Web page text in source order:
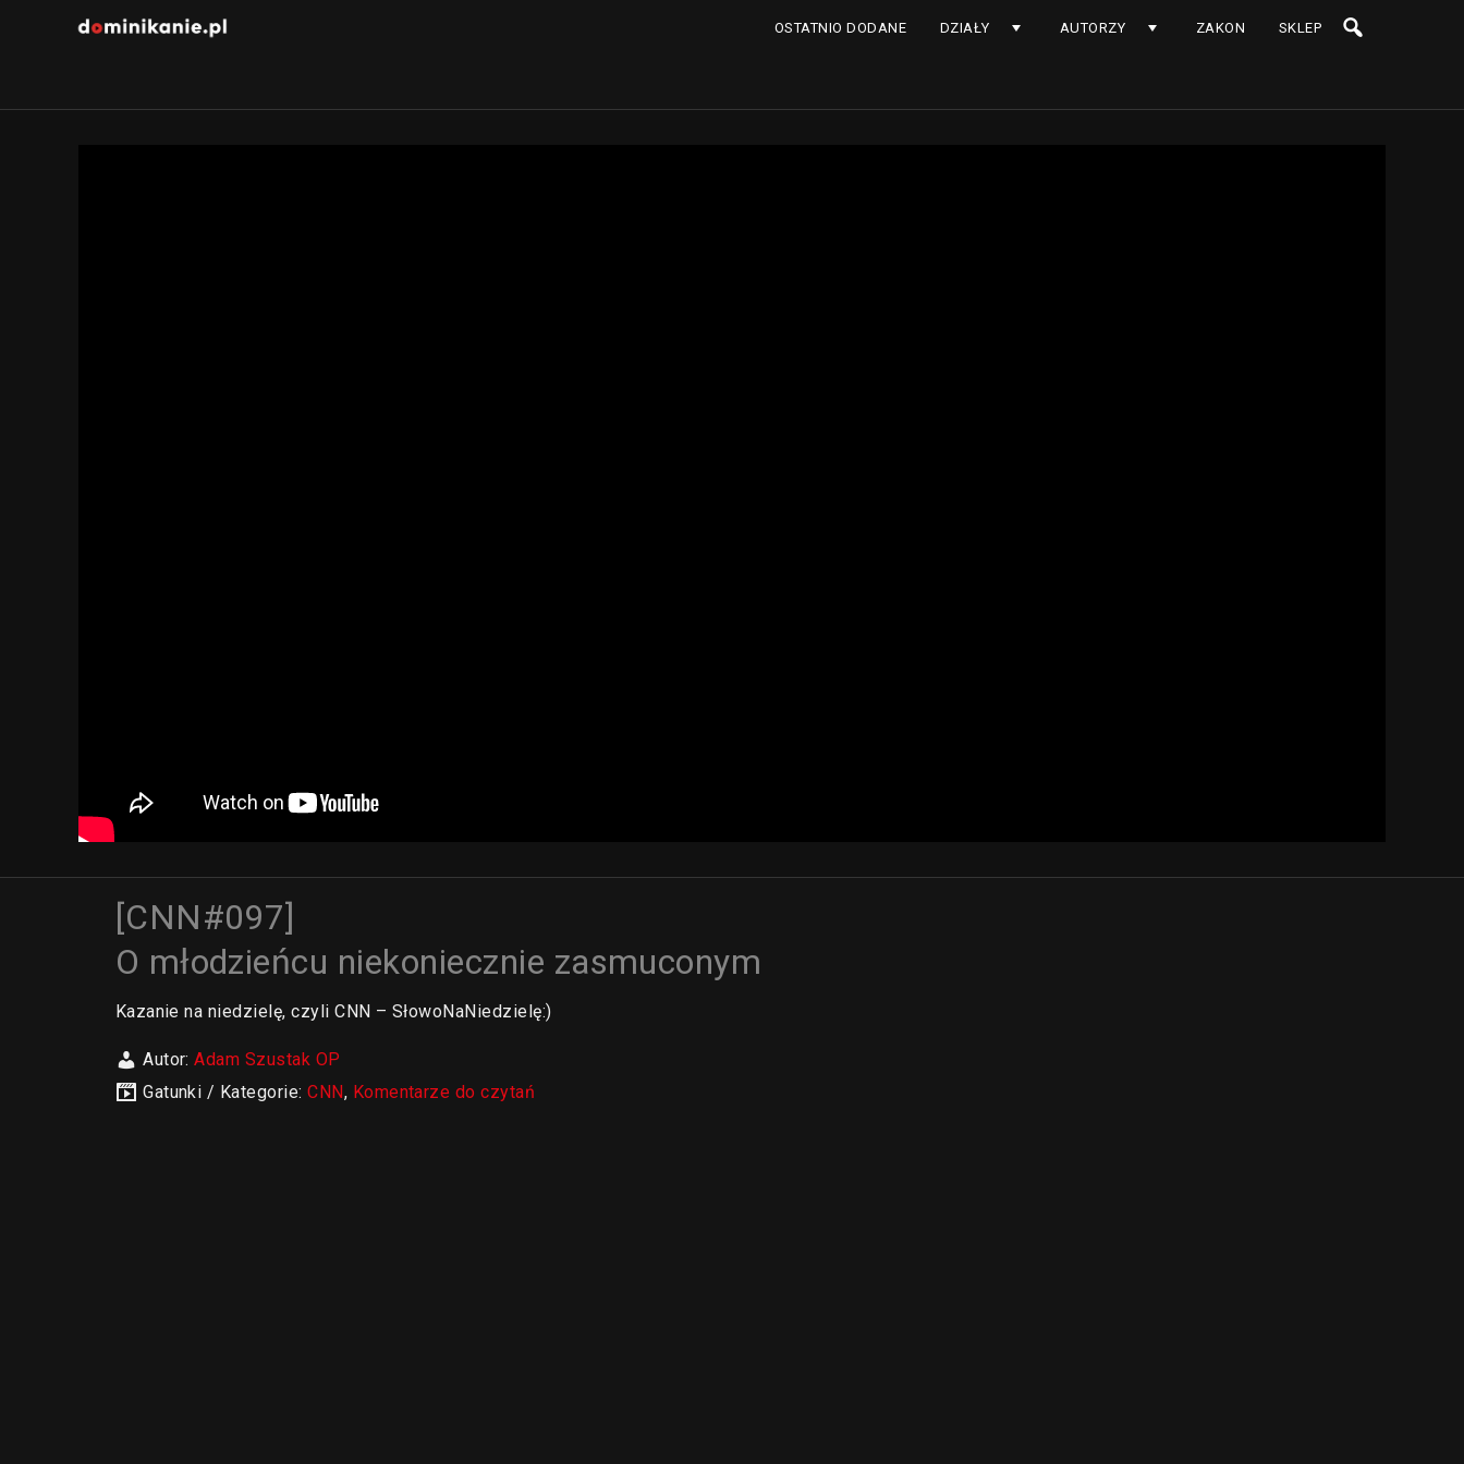
OSTATNIO DODANE DZIAŁY AUTORZY ZAKON SKLEP
[CNN#097]
O młodzieńcu niekoniecznie zasmuconym
Kazanie na niedzielę, czyli CNN – SłowoNaNiedzielę:)
Autor:Adam Szustak OP
Gatunki / Kategorie:CNN, Komentarze do czytań